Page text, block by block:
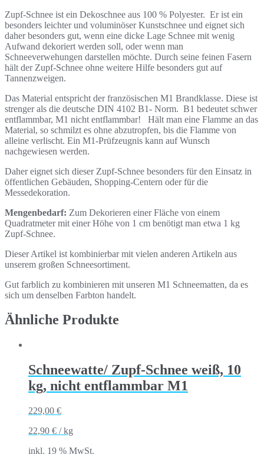
Zupf-Schnee ist ein Dekoschnee aus 100 % Polyester. Er ist ein
besonders leichter und voluminöser Kunstschnee und eignet sich
daher besonders gut, wenn eine dicke Lage Schnee mit wenig
Aufwand dekoriert werden soll, oder wenn man
Schneeverwehungen darstellen möchte. Durch seine feinen Fasern
hält der Zupf-Schnee ohne weitere Hilfe besonders gut auf
Tannenzweigen.
Das Material entspricht der französischen M1 Brandklasse. Diese ist
strenger als die deutsche DIN 4102 B1- Norm. B1 bedeutet schwer
entflammbar, M1 nicht entflammbar! Hält man eine Flamme an das
Material, so schmilzt es ohne abzutropfen, bis die Flamme von
alleine verlischt. Ein M1-Prüfzeugnis kann auf Wunsch
nachgewiesen werden.
Daher eignet sich dieser Zupf-Schnee besonders für den Einsatz in
öffentlichen Gebäuden, Shopping-Centern oder für die
Messedekoration.
Mengenbedarf: Zum Dekorieren einer Fläche von einem
Quadratmeter mit einer Höhe von 1 cm benötigt man etwa 1 kg
Zupf-Schnee.
Dieser Artikel ist kombinierbar mit vielen anderen Artikeln aus
unserem großen Schneesortiment.
Gut farblich zu kombinieren mit unseren M1 Schneematten, da es
sich um denselben Farbton handelt.
Ähnliche Produkte
Schneewatte/ Zupf-Schnee weiß, 10
kg, nicht entflammbar M1
229,00 €
22,90 € /kg
inkl. 19 % MwSt.